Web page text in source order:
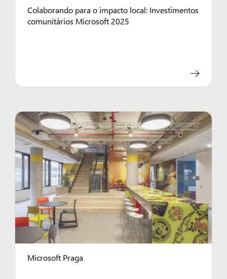
Colaborando para o impacto local: Investimentos
comunitários Microsoft 2025
Microsoft Praga